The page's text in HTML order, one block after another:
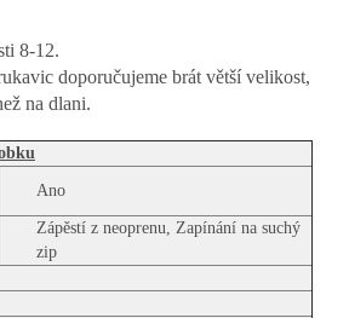
8-12.
doporučujeme brát větší velikost,
na dlani.
Ano
Zápěstí z neoprenu, Zapínání na suchý
zip